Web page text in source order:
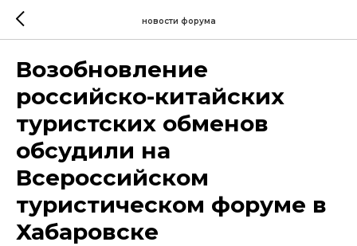
новости форума
Возобновление
российско-китайских
туристских обменов
обсудили на
Всероссийском
туристическом форуме в
Хабаровске